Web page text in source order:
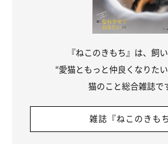
※この記事は投稿者さまに取材し、了承
2025年7月時点の情報であり、現在と異
『ねこのきもち』は、飼
“愛猫ともっと仲良くなりた
猫のこと総合雑誌で
雑誌『ねこのきもち